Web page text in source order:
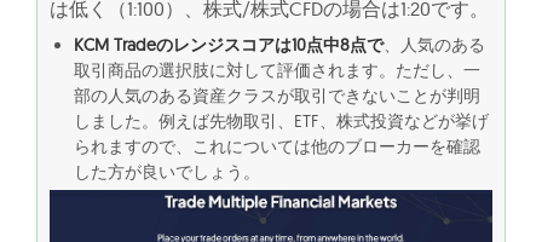
は低く（1:100）、株式/株式CFDの場合は1:20です。
KCM Tradeのレンジスコアは10点中8点で、人気のある
取引商品の選択肢に対して評価されます。ただし、一
部の人気のある資産クラスが取引できないことが判明
しました。例えば先物取引、ETF、株式投資などが挙げ
られますので、これについては他のブローカーを確認
した方が良いでしょう。